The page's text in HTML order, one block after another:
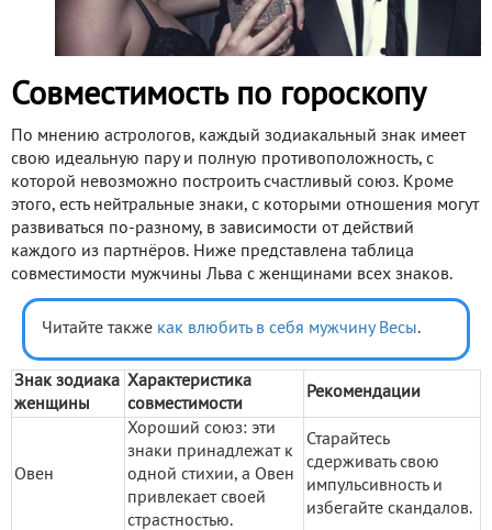
Совместимость по гороскопу
По мнению астрологов, каждый зодиакальный знак имеет
свою идеальную пару и полную противоположность, с
которой невозможно построить счастливый союз. Кроме
этого, есть нейтральные знаки, с которыми отношения могут
развиваться по-разному, в зависимости от действий
каждого из партнёров. Ниже представлена таблица
совместимости мужчины Льва с женщинами всех знаков.
Читайте также как влюбить в себя мужчину Весы.
Знак зодиака
женщины
Характеристика
совместимости
Рекомендации
Овен
Хороший союз: эти
знаки принадлежат к
одной стихии, а Овен
привлекает своей
страстностью.
Старайтесь
сдерживать свою
импульсивность и
избегайте скандалов.